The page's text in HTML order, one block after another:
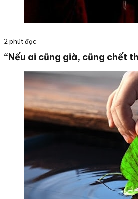
2 phút đọc
“Nếu ai cũng già, cũng chết